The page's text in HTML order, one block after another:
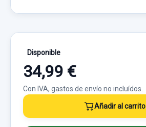
Disponible
34,99 €
Con IVA, gastos de envío no incluídos.
Añadir al carrito